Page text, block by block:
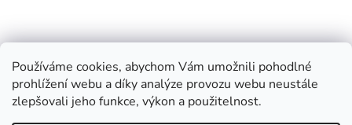
Používáme cookies, abychom Vám umožnili pohodlné
prohlížení webu a díky analýze provozu webu neustále
zlepšovali jeho funkce, výkon a použitelnost.